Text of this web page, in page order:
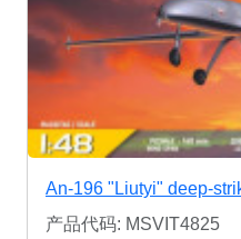
An-196 "Liutyi" deep-
产品代码: MSVIT4825